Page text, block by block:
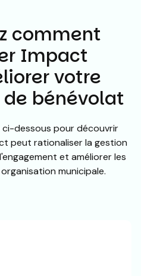
comment
Impact
votre
bénévolat
ci-dessous pour découvrir
peut rationaliser la gestion
et améliorer les
municipale.